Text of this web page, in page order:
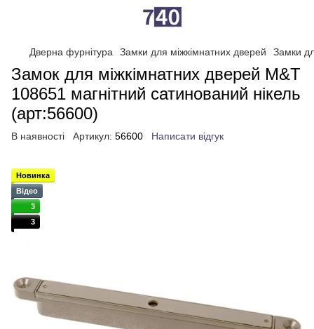
Дверна фурнітура Замки для міжкімнатних дверей Замки
Замок для міжкімнатних дверей M&T
108651 магнітний сатинований нікель
(арт:56600)
В наявності Артикул: 56600 Написати відгук
Новинка
Відео
3
3